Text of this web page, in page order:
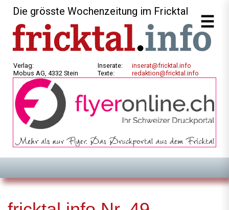
Die grösste Wochenzeitung im Fricktal
Verlag:
Mobus AG, 4332 Stein
Inserate:
Texte:
inserat@fricktal.info
redaktion@fricktal.info